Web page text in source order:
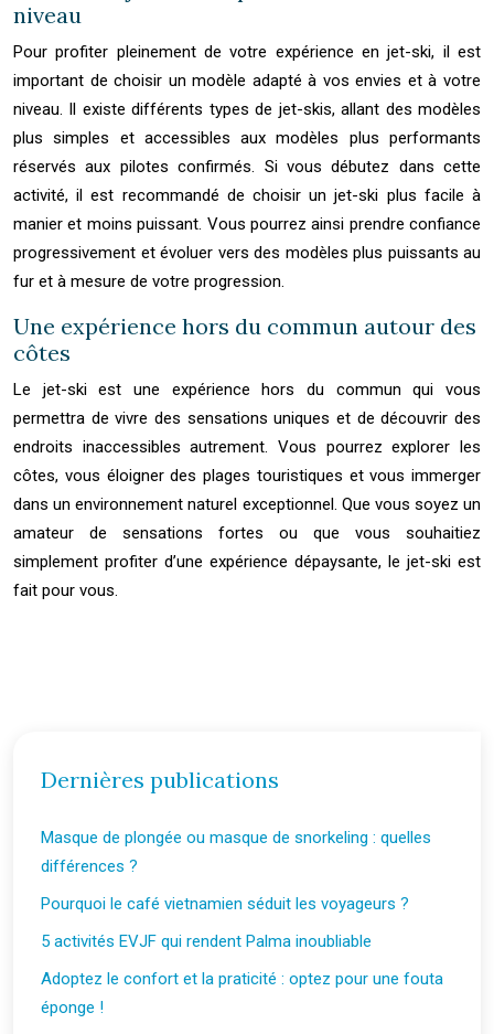
niveau
Pour profiter pleinement de votre expérience en jet-ski, il est
important de choisir un modèle adapté à vos envies et à votre
niveau. Il existe différents types de jet-skis, allant des modèles
plus simples et accessibles aux modèles plus performants
réservés aux pilotes confirmés. Si vous débutez dans cette
activité, il est recommandé de choisir un jet-ski plus facile à
manier et moins puissant. Vous pourrez ainsi prendre confiance
progressivement et évoluer vers des modèles plus puissants au
fur et à mesure de votre progression.
Une expérience hors du commun autour des
côtes
Le jet-ski est une expérience hors du commun qui vous
permettra de vivre des sensations uniques et de découvrir des
endroits inaccessibles autrement. Vous pourrez explorer les
côtes, vous éloigner des plages touristiques et vous immerger
dans un environnement naturel exceptionnel. Que vous soyez un
amateur de sensations fortes ou que vous souhaitiez
simplement profiter d’une expérience dépaysante, le jet-ski est
fait pour vous.
Dernières publications
Masque de plongée ou masque de snorkeling : quelles
différences ?
Pourquoi le café vietnamien séduit les voyageurs ?
5 activités EVJF qui rendent Palma inoubliable
Adoptez le confort et la praticité : optez pour une fouta
éponge !